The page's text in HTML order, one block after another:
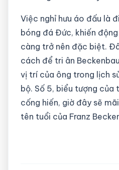
Việc nghỉ hưu áo đấu là
bóng đá Đức, khiến
càng trở nên đặc biệt.
cách để tri ân
vị trí của ông trong lịch
bộ. Số 5, biểu tượng của
cống hiến, giờ đây sẽ
tên tuổi của Franz